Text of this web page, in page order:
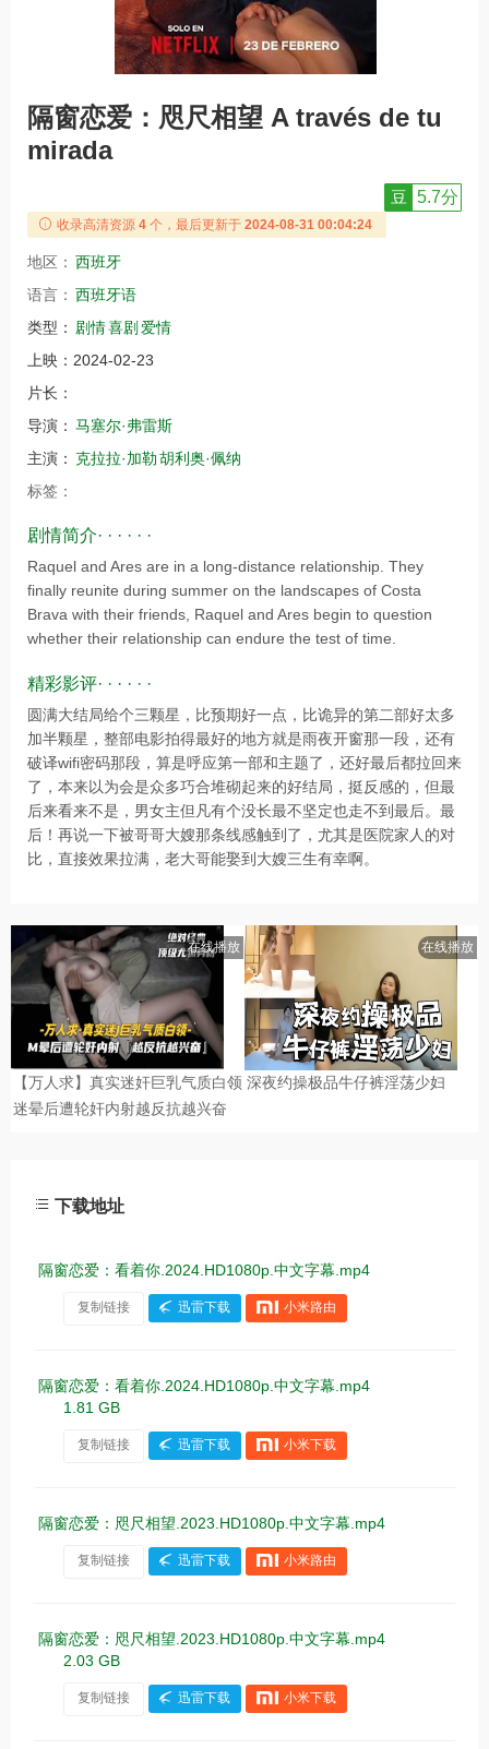
隔窗恋爱：咫尺相望 A través de tu
mirada
豆 5.7分
收录高清资源 4 个，最后更新于 2024-08-31 00:04:24
地区： 西班牙
语言： 西班牙语
类型： 剧情喜剧 爱情
上映： 2024-02-23
片长：
导演： 马塞尔·弗雷斯
主演： 克拉拉·加勒胡利奥·佩纳
标签：
剧情简介· · · · · ·
Raquel and Ares are in a long-distance relationship. They
finally reunite during summer on the landscapes of Costa
Brava with their friends, Raquel and Ares begin to question
whether their relationship can endure the test of time.
精彩影评· · · · · ·
圆满大结局给个三颗星，比预期好一点，比诡异的第二部好太多
加半颗星，整部电影拍得最好的地方就是雨夜开窗那一段，还有
破译wifi密码那段，算是呼应第一部和主题了，还好最后都拉回来
了，本来以为会是众多巧合堆砌起来的好结局，挺反感的，但最
后来看来不是，男女主但凡有个没长最不坚定也走不到最后。最
后！再说一下被哥哥大嫂那条线感触到了，尤其是医院家人的对
比，直接效果拉满，老大哥能娶到大嫂三生有幸啊。
下载地址
隔窗恋爱：看着你.2024.HD1080p.中文字幕.mp4
复制链接 迅雷下载 小米路由
隔窗恋爱：看着你.2024.HD1080p.中文字幕.mp4
1.81 GB
复制链接 迅雷下载 小米下载
隔窗恋爱：咫尺相望.2023.HD1080p.中文字幕.mp4
复制链接 迅雷下载 小米路由
隔窗恋爱：咫尺相望.2023.HD1080p.中文字幕.mp4
2.03 GB
复制链接 迅雷下载 小米下载